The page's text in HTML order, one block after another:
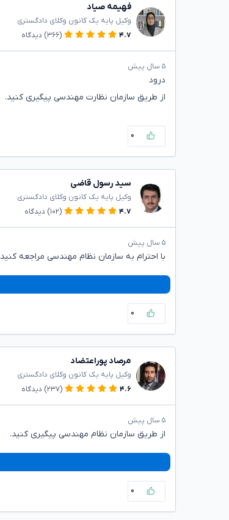
فهیمه صیاد
وکیل پایه یک کانون وکلای دادگستری
۴.۷
(۳۶۶) دیدگاه
۵ سال پیش
درود
از طریق سازمان نظارت مهندسی پیگیری کنید.
۰
سید رسول قاضی
وکیل پایه یک کانون وکلای دادگستری
۴.۷
(۱۰۲) دیدگاه
۵ سال پیش
با احترام به سازمان نظام مهندسی مراجعه کنید
۰
مرصاد پوراعتضاد
وکیل پایه یک کانون وکلای دادگستری
۴.۶
(۲۳۷) دیدگاه
۵ سال پیش
از طریق سازمان نظام مهندسی پیگیری کنید.
۰